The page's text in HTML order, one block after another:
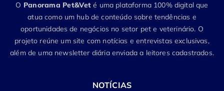
O Panorama Pet&Vet é uma plataforma 100% digital que
atua como um hub de conteúdo sobre tendências e
oportunidades de negócios no setor pet e veterinário. O
projeto reúne um site com notícias e entrevistas exclusivas,
além de uma newsletter diária enviada a leitores cadastrados.
NOTÍCIAS